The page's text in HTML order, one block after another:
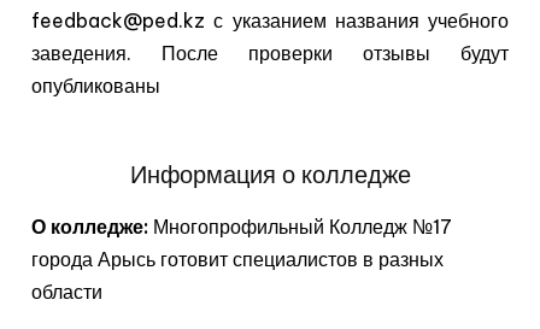
feedback@ped.kz с указанием названия учебного
заведения. После проверки отзывы будут
опубликованы
Информация о колледже
О колледже: Многопрофильный Колледж №17
города Арысь готовит специалистов в разных
области